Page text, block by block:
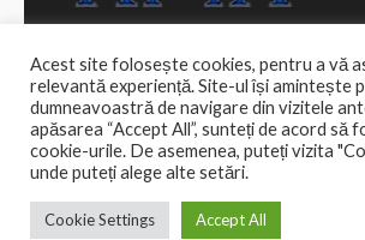
Drepturi de autor ©2026Primăria
School Zone | Dezvoltată de
WordPress
Acest site folosește cookies, pentru a vă
relevantă experiență. Site-ul își amintește
dumneavoastră de navigare din vizitele
apăsarea “Accept All”, sunteți de acord să
cookie-urile. De asemenea, puteți vizita
unde puteți alege alte setări.
Cookie Settings Accept All